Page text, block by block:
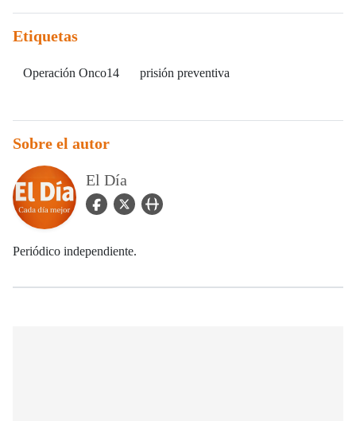
Etiquetas
Operación Onco14 prisión preventiva
Sobre el autor
El Día
facebook Icon
twitter Iconuser_url Icon
Periódico independiente.